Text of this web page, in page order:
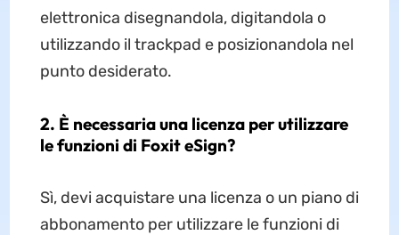
elettronica disegnandola, digitandola o
utilizzando il trackpad e posizionandola nel
punto desiderato.
2. È necessaria una licenza per utilizzare
le funzioni di Foxit eSign?
Sì, devi acquistare una licenza o un piano di
abbonamento per utilizzare le funzioni di